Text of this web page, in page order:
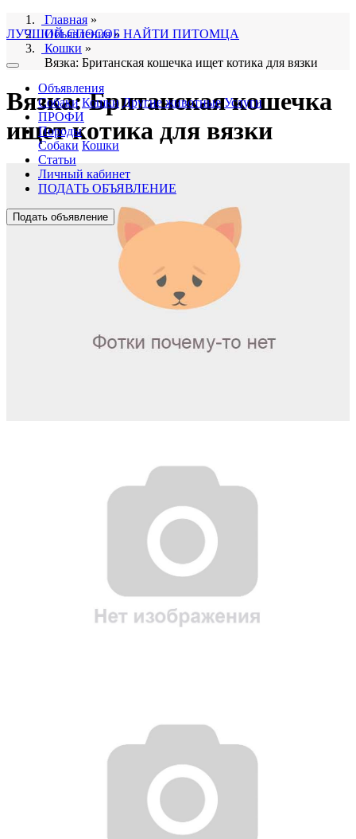
ЛУЧШИЙ СПОСОБ НАЙТИ ПИТОМЦА
Объявления
Собаки Кошки Другие животные Услуги
ПРОФИ
Породы
Собаки Кошки
Статьи
Личный кабинет
ПОДАТЬ ОБЪЯВЛЕНИЕ
Подать объявление
Главная »
Объявления»
Кошки »
Вязка: Британская кошечка ищет котика для вязки
Вязка: Британская кошечка
ищет котика для вязки